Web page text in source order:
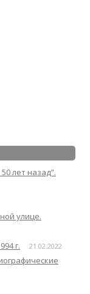
лет назад”.
улице.
г. 21.02.2022